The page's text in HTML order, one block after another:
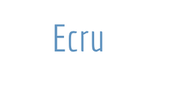
Ecru